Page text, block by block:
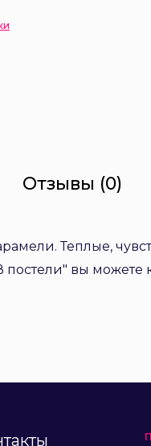
Отзывы (0)
Теплые,
вы можете